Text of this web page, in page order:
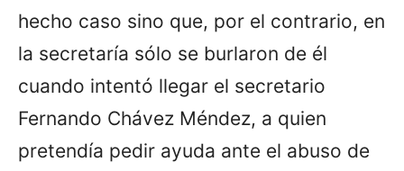
hecho caso sino que, por el contrario, en
la secretaría sólo se burlaron de él
cuando intentó llegar el secretario
Fernando Chávez Méndez, a quien
pretendía pedir ayuda ante el abuso de